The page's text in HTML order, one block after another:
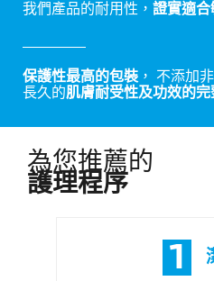
我們產品的耐用性， 證實適合
保護性最高的包裝， 不添加
長久的肌膚耐受性及功效的完
為您推薦的
護理程序
1